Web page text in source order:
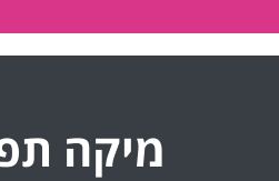
מיקה